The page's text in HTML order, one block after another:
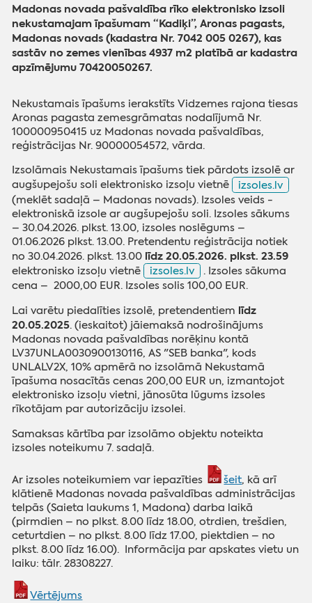
Madonas novada pašvaldība rīko elektronisko izsoli
nekustamajam īpašumam “Kadiķi”, Aronas pagasts,
Madonas novads (kadastra Nr. 7042 005 0267), kas
sastāv no zemes vienības 4937 m2 platībā ar kadastra
apzīmējumu 70420050267.
Nekustamais īpašums ierakstīts Vidzemes rajona tiesas
Aronas pagasta zemesgrāmatas nodalījumā Nr.
100000950415 uz Madonas novada pašvaldības,
reģistrācijas Nr. 90000054572, vārda.
Izsolāmais Nekustamais īpašums tiek pārdots izsolē ar
augšupejošu soli elektronisko izsoļu vietnē izsoles.lv
(meklēt sadaļā – Madonas novads). Izsoles veids -
elektroniskā izsole ar augšupejošu soli. Izsoles sākums
– 30.04.2026. plkst. 13.00, izsoles noslēgums –
01.06.2026 plkst. 13.00. Pretendentu reģistrācija notiek
no 30.04.2026. plkst. 13.00 līdz 20.05.2026. plkst. 23.59
elektronisko izsoļu vietnē izsoles.lv . Izsoles sākuma
cena – 2000,00 EUR. Izsoles solis 100,00 EUR.
Lai varētu piedalīties izsolē, pretendentiem līdz
20.05.2025. (ieskaitot) jāiemaksā nodrošinājums
Madonas novada pašvaldības norēķinu kontā
LV37UNLA0030900130116, AS "SEB banka", kods
UNLALV2X, 10% apmērā no izsolāmā Nekustamā
īpašuma nosacītās cenas 200,00 EUR un, izmantojot
elektronisko izsoļu vietni, jānosūta lūgums izsoles
rīkotājam par autorizāciju izsolei.
Samaksas kārtība par izsolāmo objektu noteikta
izsoles noteikumu 7. sadaļā.
Ar izsoles noteikumiem var iepazīties šeit, kā arī
klātienē Madonas novada pašvaldības administrācijas
telpās (Saieta laukums 1, Madona) darba laikā
(pirmdien – no plkst. 8.00 līdz 18.00, otrdien, trešdien,
ceturtdien – no plkst. 8.00 līdz 17.00, piektdien – no
plkst. 8.00 līdz 16.00). Informācija par apskates vietu un
laiku: tālr. 28308227.
Vērtējums